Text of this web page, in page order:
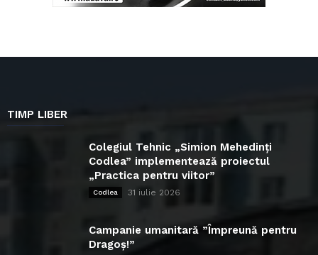
TIMP LIBER
Colegiul Tehnic „Simion Mehedinți
Codlea” implementează proiectul
„Practica pentru viitor”
Codlea 31 iulie 2026
Campanie umanitară ”Împreună pentru
Dragoș!”